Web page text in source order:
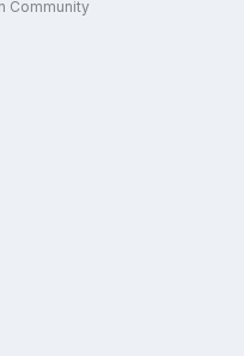
Community